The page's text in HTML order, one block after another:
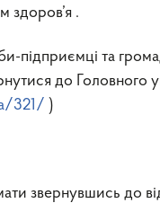
здоров’я .
підприємці та
до Головного
321/ )
звернувшись до